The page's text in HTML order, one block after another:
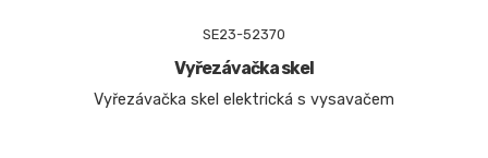
SE23-52370
Vyřezávačka skel
Vyřezávačka skel elektrická s vysavačem